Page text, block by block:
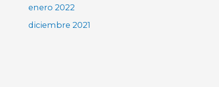
enero 2022
diciembre 2021